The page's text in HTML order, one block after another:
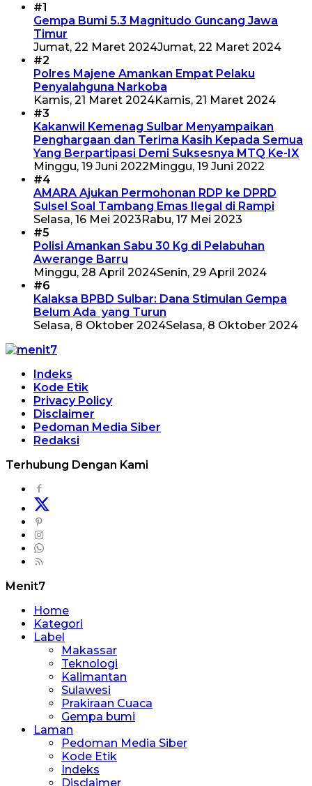
#1
Gempa Bumi 5.3 Magnitudo Guncang Jawa
Timur
Jumat, 22 Maret 2024Jumat, 22 Maret 2024
#2
Polres Majene Amankan Empat Pelaku
Penyalahguna Narkoba
Kamis, 21 Maret 2024Kamis, 21 Maret 2024
#3
Kakanwil Kemenag Sulbar Menyampaikan
Penghargaan dan Terima Kasih Kepada Semua
Yang Berpartipasi Demi Suksesnya MTQ Ke-IX
Minggu, 19 Juni 2022 Minggu, 19 Juni 2022
#4
AMARA Ajukan Permohonan RDP ke DPRD
Sulsel Soal Tambang Emas Ilegal di Rampi
Selasa, 16 Mei 2023 Rabu, 17 Mei 2023
#5
Polisi Amankan Sabu 30 Kg di Pelabuhan
Awerange Barru
Minggu, 28 April 2024Senin, 29 April 2024
#6
Kalaksa BPBD Sulbar: Dana Stimulan Gempa
Belum Ada yang Turun
Selasa, 8 Oktober 2024Selasa, 8 Oktober 2024
Indeks
Kode Etik
Privacy Policy
Disclaimer
Pedoman Media Siber
Redaksi
Terhubung Dengan Kami
Menit7
Home
Kategori
Label
Makassar
Teknologi
Kalimantan
Sulawesi
Prakiraan Cuaca
Gempa bumi
Laman
Pedoman Media Siber
Kode Etik
Indeks
Disclaimer